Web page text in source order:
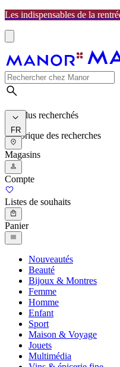
Les indispensables de la
Les plus recherchés
Historique des recherches
FR
Magasins
Compte
Listes de souhaits
Panier
Nouveautés
Beauté
Bijoux & Montres
Femme
Homme
Enfant
Sport
Maison & Voyage
Jouets
Multimédia